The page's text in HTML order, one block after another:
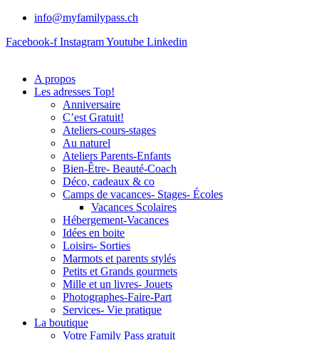
info@myfamilypass.ch
Facebook-f InstagramYoutube Linkedin
A propos
Les adresses Top!
Anniversaire
C’est Gratuit!
Ateliers-cours-stages
Au naturel
Ateliers Parents-Enfants
Bien-Être- Beauté-Coach
Déco, cadeaux & co
Camps de vacances- Stages- Écoles
Vacances Scolaires
Hébergement-Vacances
Idées en boite
Loisirs- Sorties
Marmots et parents stylés
Petits et Grands gourmets
Mille et un livres- Jouets
Photographes-Faire-Part
Services- Vie pratique
La boutique
Votre Family Pass gratuit